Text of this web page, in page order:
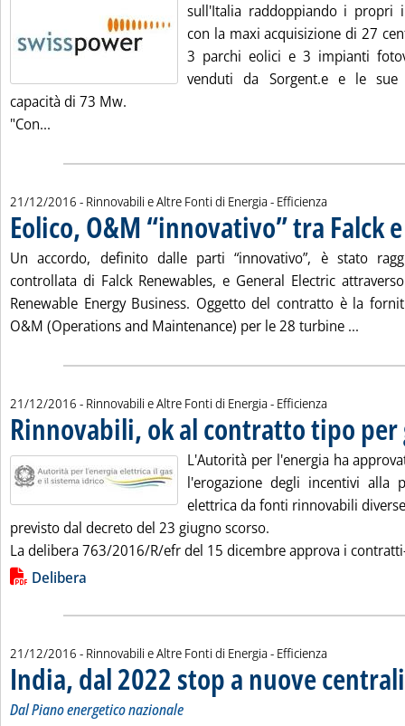
sull'Italia raddoppiando i propri
con la maxi acquisizione di 27
3 parchi eolici e 3 impianti
venduti da Sorgent.e e le
capacità di 73 Mw.
"Con...
21/12/2016 - Rinnovabili e Altre Fonti di Energia - Efficienza
Eolico, O&M “innovativo” tra Falck e
Un accordo, definito dalle parti “innovativo”, è stato
controllata di Falck Renewables, e General Electric
Renewable Energy Business. Oggetto del contratto è la
O&M (Operations and Maintenance) per le 28 turbine ...
21/12/2016 - Rinnovabili e Altre Fonti di Energia - Efficienza
Rinnovabili, ok al contratto tipo
L'Autorità per l'energia ha
l'erogazione degli incentivi alla
elettrica da fonti rinnovabili
previsto dal decreto del 23 giugno scorso.
La delibera 763/2016/R/efr del 15 dicembre approva i
Lista allegati PDF alla notizia
Delibera
21/12/2016 - Rinnovabili e Altre Fonti di Energia - Efficienza
India, dal 2022 stop a nuove
Dal Piano energetico nazionale